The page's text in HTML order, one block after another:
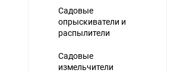
Садовые
опрыскиватели и
распылители
Садовые
измельчители